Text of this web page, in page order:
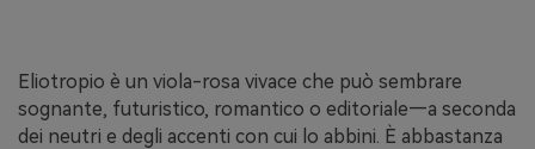
Eliotropio è un viola-rosa vivace che può sembrare
sognante, futuristico, romantico o editoriale—a seconda
dei neutri e degli accenti con cui lo abbini. È abbastanza